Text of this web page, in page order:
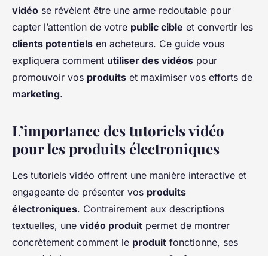
vidéo se révèlent être une arme redoutable pour
capter l’attention de votre public cible et convertir les
clients potentiels en acheteurs. Ce guide vous
expliquera comment utiliser des vidéos pour
promouvoir vos produits et maximiser vos efforts de
marketing.
L’importance des tutoriels vidéo
pour les produits électroniques
Les tutoriels vidéo offrent une manière interactive et
engageante de présenter vos produits
électroniques. Contrairement aux descriptions
textuelles, une vidéo produit permet de montrer
concrètement comment le produit fonctionne, ses